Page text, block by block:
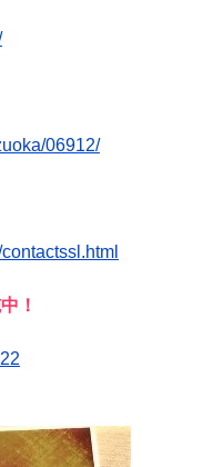
06912/
！